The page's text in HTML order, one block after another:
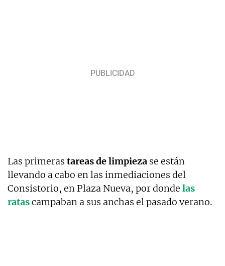
Las primeras tareas de limpieza se están
llevando a cabo en las inmediaciones del
Consistorio, en Plaza Nueva, por donde las
ratascampaban a sus anchas el pasado verano.